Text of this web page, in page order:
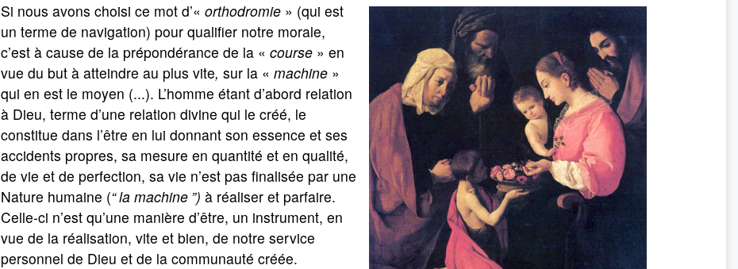
Si nous avons choisi ce mot d’« orthodromie » (qui est
un terme de navigation) pour qualifier notre morale,
c’est à cause de la prépondérance de la « course » en
vue du but à atteindre au plus vite, sur la « machine »
qui en est le moyen (...). L’homme étant d’abord relation
à Dieu, terme d’une relation divine qui le créé, le
constitue dans l’être en lui donnant son essence et ses
accidents propres, sa mesure en quantité et en qualité,
de vie et de perfection, sa vie n’est pas finalisée par une
Nature humaine (“la machine ”) à réaliser et parfaire.
Celle-ci n’est qu’une manière d’être, un instrument, en
vue de la réalisation, vite et bien, de notre service
personnel de Dieu et de la communauté créée.